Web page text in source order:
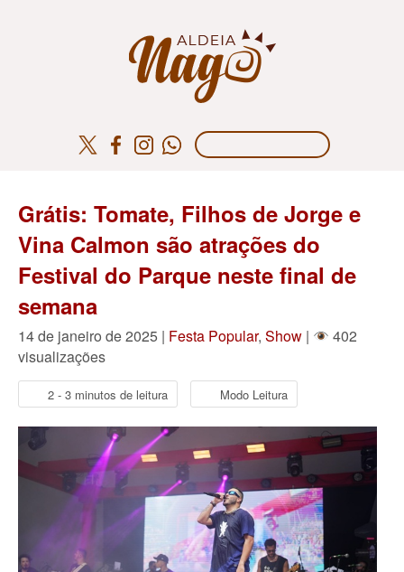
Grátis: Tomate, Filhos de Jorge e
Vina Calmon são atrações do
Festival do Parque neste final de
semana
14 de janeiro de 2025 | Festa Popular, Show |
402
visualizações
2 - 3 minutos de leitura Modo Leitura